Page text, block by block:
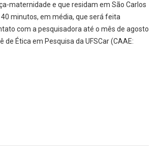
maternidade e que residam em São Carlos
minutos, em média, que será feita
com a pesquisadora até o mês de agosto
Ética em Pesquisa da UFSCar (CAAE: